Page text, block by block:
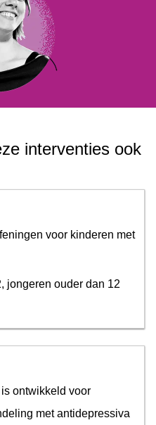
interventies ook
voor kinderen met
jongeren ouder dan 12
is ontwikkeld voor
met antidepressiva